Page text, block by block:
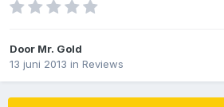
Door Mr. Gold
13 juni 2013 in Reviews